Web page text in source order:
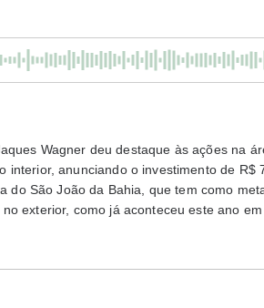
Wagner deu destaque às ações na
interior, anunciando o investimento de R$
do São João da Bahia, que tem como
exterior, como já aconteceu este ano